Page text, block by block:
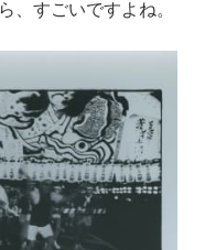
、すごいですよね。